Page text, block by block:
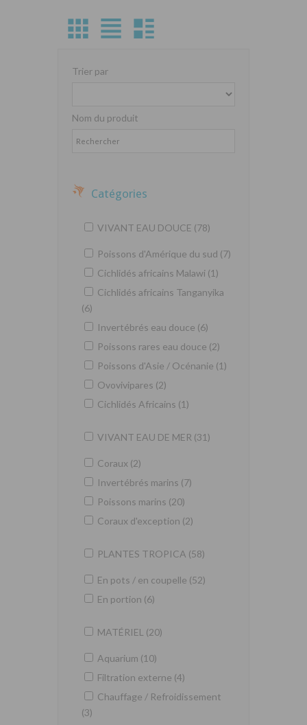
Trier par
Nom du produit
Catégories
VIVANT EAU DOUCE (78)
Poissons d'Amérique du sud (7)
Cichlidés africains Malawi (1)
Cichlidés africains Tanganyika
(6)
Invertébrés eau douce (6)
Poissons rares eau douce (2)
Poissons d'Asie / Océnanie (1)
Ovovivipares (2)
Cichlidés Africains (1)
VIVANT EAU DE MER (31)
Coraux (2)
Invertébrés marins (7)
Poissons marins (20)
Coraux d'exception (2)
PLANTES TROPICA (58)
En pots / en coupelle (52)
En portion (6)
MATÉRIEL (20)
Aquarium (10)
Filtration externe (4)
Chauffage / Refroidissement
(3)